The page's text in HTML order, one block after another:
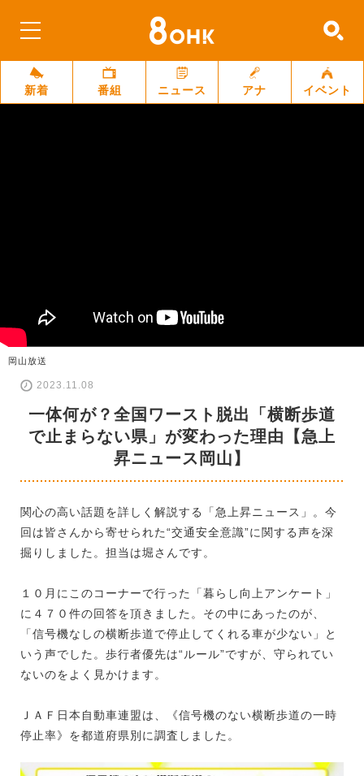
新着 番組 ニュース アナ イベント
岡山放送
2023.11.08
一体何が？全国ワースト脱出「横断歩道
で止まらない県」が変わった理由【急上
昇ニュース岡山】
関心の高い話題を詳しく解説する「急上昇ニュース」。今
回は皆さんから寄せられた“交通安全意識”に関する声を深
掘りしました。担当は堀さんです。
１０月にこのコーナーで行った「暮らし向上アンケート」
に４７０件の回答を頂きました。その中にあったのが、
「信号機なしの横断歩道で停止してくれる車が少ない」と
いう声でした。歩行者優先は“ルール”ですが、守られてい
ないのをよく見かけます。
ＪＡＦ日本自動車連盟は、《信号機のない横断歩道の一時
停止率》を都道府県別に調査しました。